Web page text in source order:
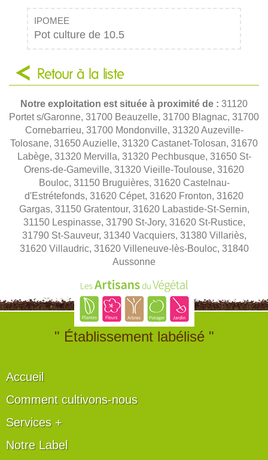
IPOMEE
Pot culture de 10.5
Retour à la liste
Notre exploitation est située à proximité de : 31120
Portet s/Garonne, 31700 Beauzelle, 31700 Blagnac, 31700
Cornebarrieu, 31700 Mondonville, 31320 Auzeville-
Tolosane, 31650 Auzielle, 31320 Castanet-Tolosan, 31670
Labège, 31320 Mervilla, 31320 Pechbusque, 31650 St-
Orens-de-Gameville, 31320 Vieille-Toulouse, 31620
Bouloc, 31150 Bruguières, 31620 Castelnau-
d'Estrétefonds, 31620 Cépet, 31620 Fronton, 31620
Gargas, 31150 Gratentour, 31620 Labastide-St-Sernin,
31150 Lespinasse, 31790 St-Jory, 31620 St-Rustice,
31790 St-Sauveur, 31340 Vacquiers, 31380 Villariès,
31620 Villaudric, 31620 Villeneuve-lès-Bouloc, 31840
Aussonne
" Établissement labélisé "
Accueil
Comment cultivons-nous
Services +
Notre Label